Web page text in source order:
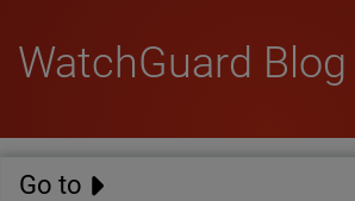
WatchGuard Blog
Go to